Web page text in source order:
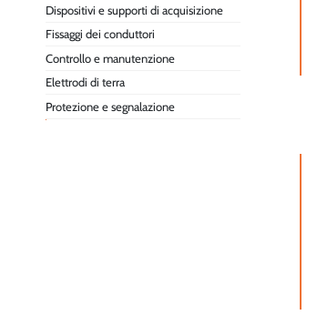
Dispositivi e supporti di acquisizione
Fissaggi dei conduttori
Controllo e manutenzione
Elettrodi di terra
Protezione e segnalazione